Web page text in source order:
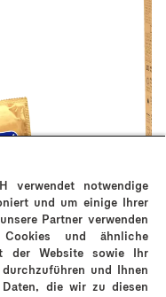
10
verwendet notwendige
und um einige Ihrer
Partner verwenden
und ähnliche
der Website sowie Ihr
und Ihnen
Daten, die wir zu diesen